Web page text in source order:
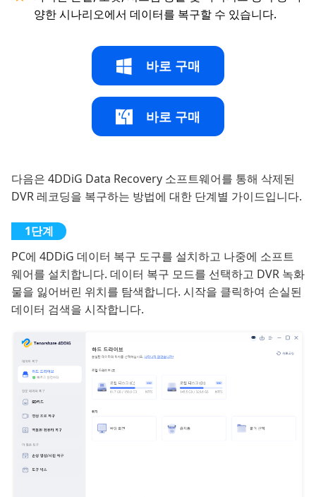
양한 시나리오에서 데이터를 복구할 수 있습니다.
바로 구매
바로 구매
다음은 4DDiG Data Recovery 소프트웨어를 통해 삭제된
DVR 레코딩을 복구하는 방법에 대한 단계별 가이드입니다.
PC에 4DDiG 데이터 복구 도구를 설치하고 나중에 소프트
웨어를 설치합니다. 데이터 복구 모드를 선택하고 DVR 녹화
물을 잃어버린 위치를 탐색합니다. 시작을 클릭하여 손실된
데이터 검색을 시작합니다.